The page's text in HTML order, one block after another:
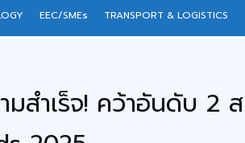
EEC/SMEs TRANSPORT & LOGISTICS
สำเร็จ! คว้าอันดับ 2